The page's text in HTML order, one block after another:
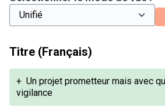
Titre (Français)
+ Un projet prometteur mais avec
vigilance